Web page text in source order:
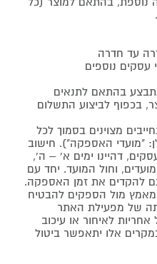
עד חדרה
בהתאם לתנאים
בכפוף לביצוע התשלום
מצוינים בסמוך לכל
"מועדי האספקה"). חישוב
דהיינו ימים א' – ה',
וחול המועד. יחד עם
להקדים את זמן האספקה.
מול הספקים להבטיח
של מפעילת האתר
לאיחור או עיכוב
אלו יתאפשר ביטול